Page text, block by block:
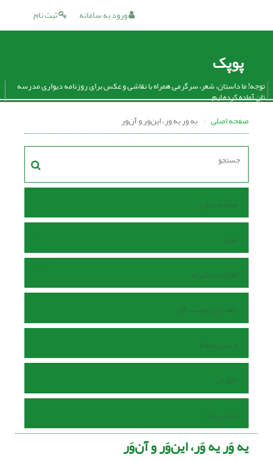
ثبت نام ورود به سامانه
پوپک
توجه! ما داستان، شعر، سرگرمی همراه با نقاشی و عکس برای روزنامه دیواری مدرسه
تان آماده کرده ایم.
صفحه اصلی یه وَر یه وَر، این‌وَر و آن‌وَر
صفحه اصلی
مرور
اطلاعات نشریه
راهنمای نویسندگان
ارسال مقاله
داوران
تماس با ما
یه وَر یه وَر، این‌وَر و آن‌وَر